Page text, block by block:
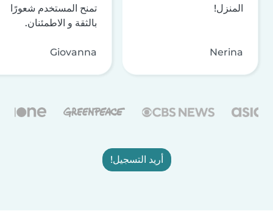
المنزل!
Nerina
تمنح المستخدم شعورًا
بالثقة و الاطمئنان.
Giovanna
أريد التسجيل!